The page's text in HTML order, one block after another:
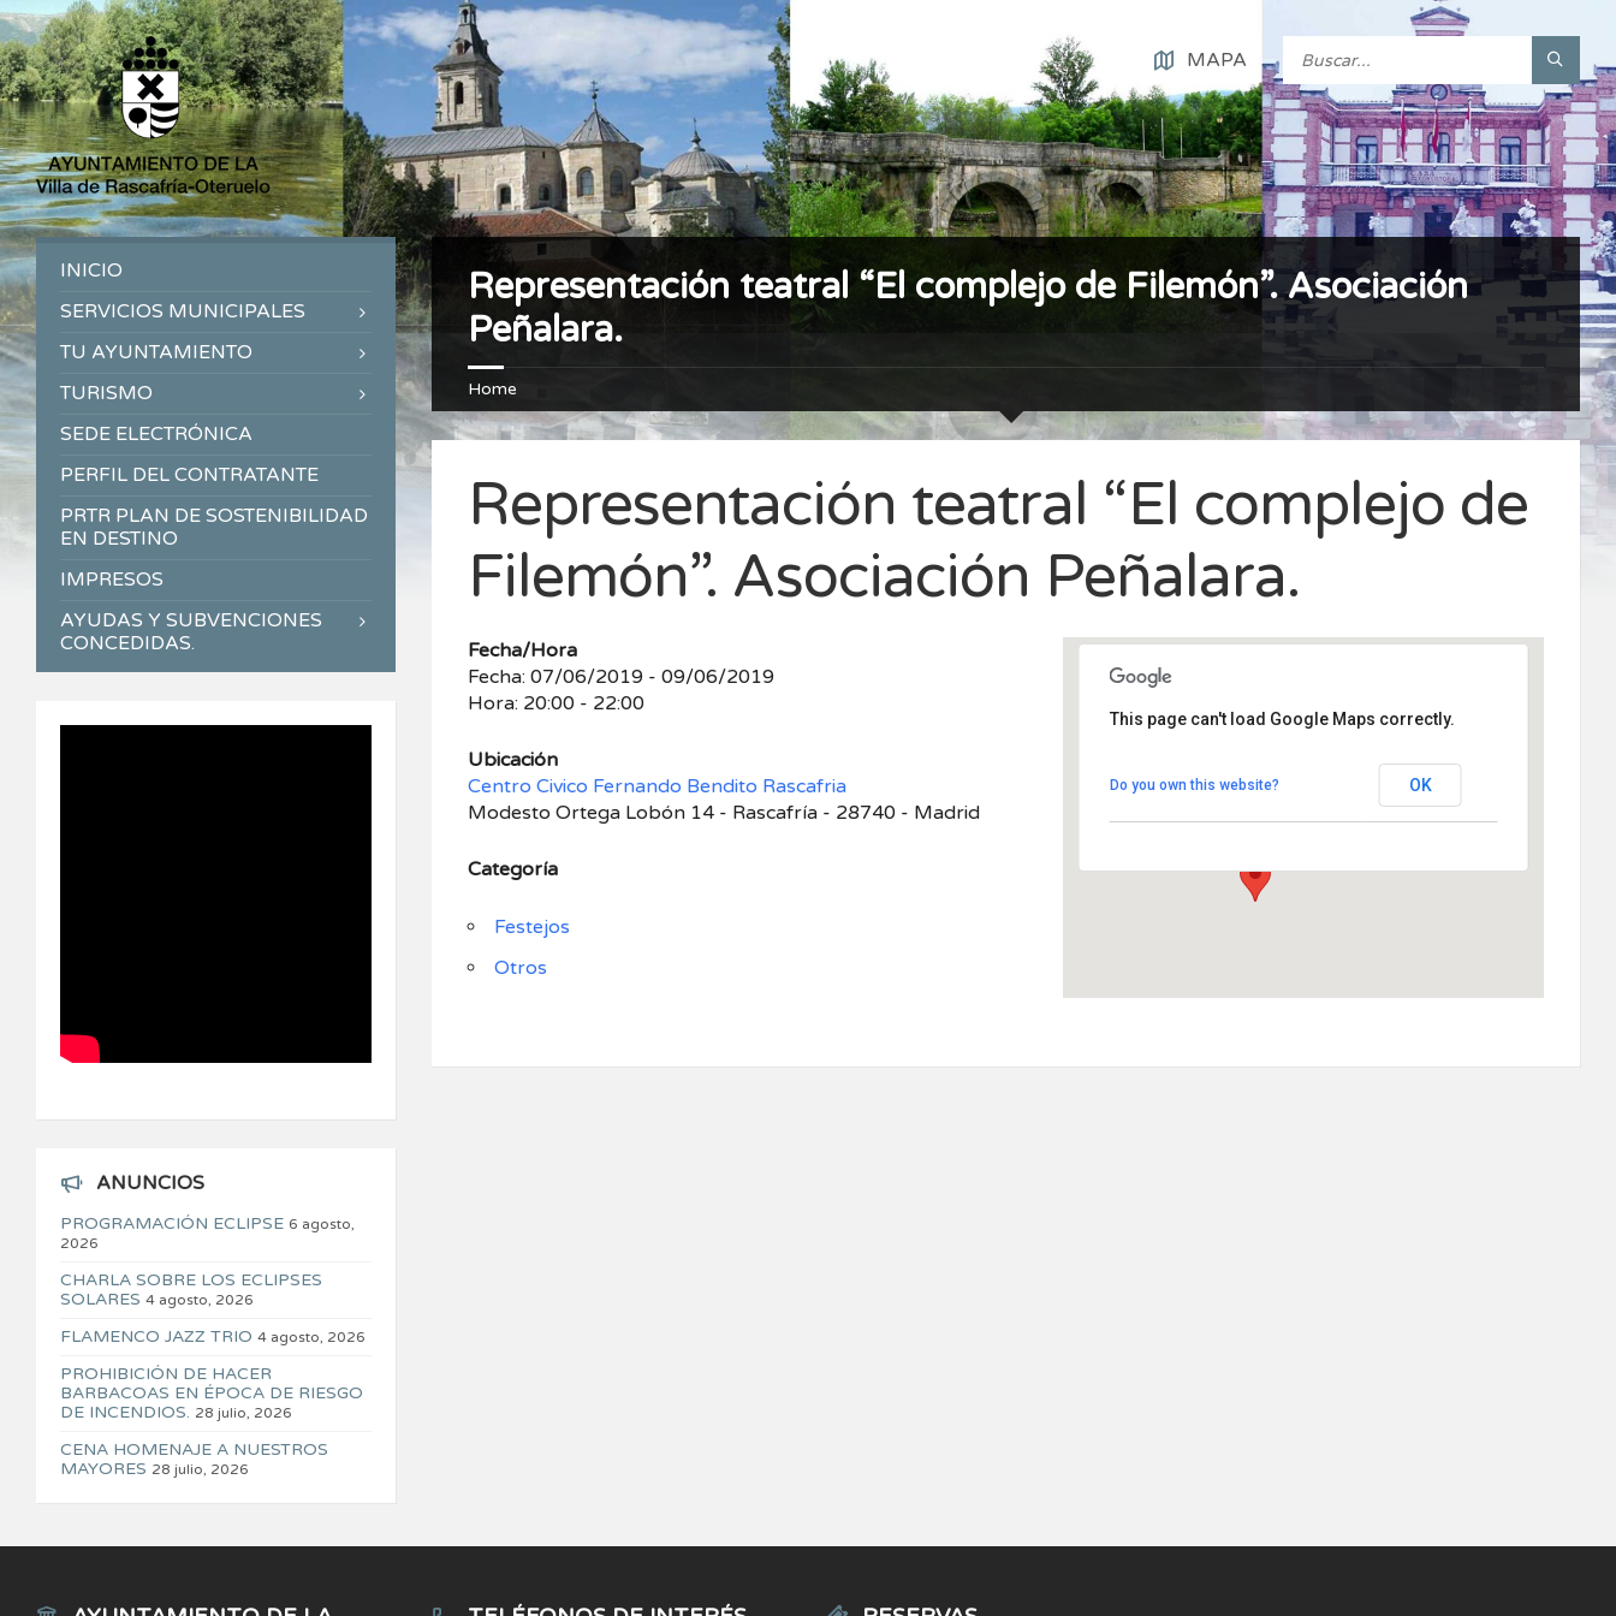
MAPA
Representación teatral “El complejo de Filemón”. Asociación
Peñalara.
Home
Representación teatral “El complejo de
Filemón”. Asociación Peñalara.
Centro Civico Fernando Bendito Rascafria
Modesto Ortega Lobón 14 - Rascafría
This page can't load Google Maps correctly.
Do you own this website? OK
Fecha/Hora
Fecha: 07/06/2019 - 09/06/2019
Hora: 20:00 - 22:00
Ubicación
Centro Civico Fernando Bendito Rascafria
Modesto Ortega Lobón 14 - Rascafría - 28740 - Madrid
Categoría
Festejos
Otros
INICIO
SERVICIOS MUNICIPALES
TU AYUNTAMIENTO
TURISMO
SEDE ELECTRÓNICA
PERFIL DEL CONTRATANTE
PRTR PLAN DE SOSTENIBILIDAD
EN DESTINO
IMPRESOS
AYUDAS Y SUBVENCIONES
CONCEDIDAS.
ANUNCIOS
PROGRAMACIÓN ECLIPSE 6 agosto,
2026
CHARLA SOBRE LOS ECLIPSES
SOLARES 4 agosto, 2026
FLAMENCO JAZZ TRIO 4 agosto, 2026
PROHIBICIÓN DE HACER
BARBACOAS EN ÉPOCA DE RIESGO
DE INCENDIOS. 28 julio, 2026
CENA HOMENAJE A NUESTROS
MAYORES 28 julio, 2026